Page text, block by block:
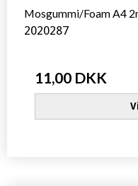
Mosgummi/Foam A4
2020287
11,00 DKK